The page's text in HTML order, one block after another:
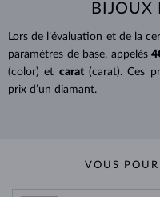
BIJOUX
Lors de l’évaluation et de la
paramètres de base, appelés
(color) et carat (carat). Ces
prix d’un diamant.
VOUS